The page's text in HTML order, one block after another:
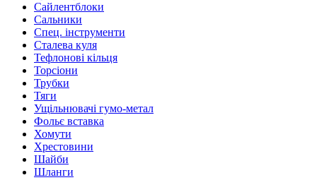
Сайлентблоки
Сальники
Спец. інструменти
Сталева куля
Тефлонові кільця
Торсіони
Трубки
Тяги
Ущільнювачі гумо-метал
Фольє вставка
Хомути
Хрестовини
Шайби
Шланги